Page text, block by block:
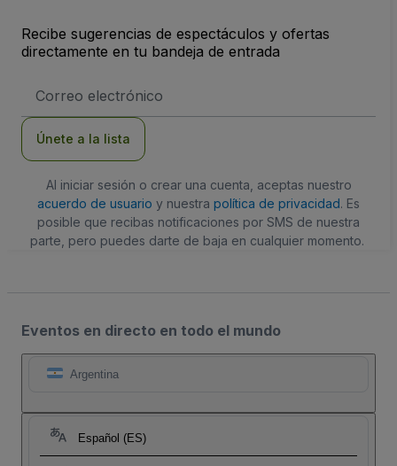
Recibe sugerencias de espectáculos y ofertas
directamente en tu bandeja de entrada
de
Únete a la lista
Al iniciar sesión o crear una cuenta, aceptas nuestro
acuerdo de usuario y nuestra política de privacidad. Es
posible que recibas notificaciones por SMS de nuestra
parte, pero puedes darte de baja en cualquier momento.
Eventos en directo en todo el mundo
Argentina
Español (ES)